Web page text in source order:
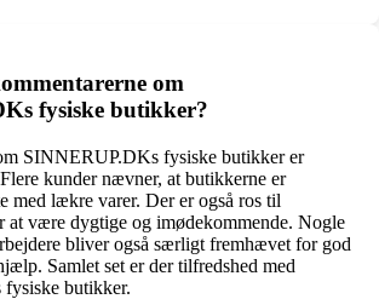
om
fysiske butikker?
SINNERUP.DKs fysiske butikker er
kunder nævner, at butikkerne er
med lækre varer. Der er også ros til
at være dygtige og imødekommende. Nogle
bliver også særligt fremhævet for god
Samlet set er der tilfredshed med
butikker.